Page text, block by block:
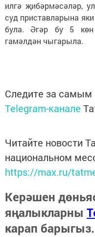
илгә җибәрмәсәләр,
суд приставларына
була. Әгәр бу 5 көн
гамәлдән чыгарыла.
Следите за
Telegram-канале
Читайте новости
национальном
https://max.ru/
Керәшен
яңалыкларны
карап барыгыз.